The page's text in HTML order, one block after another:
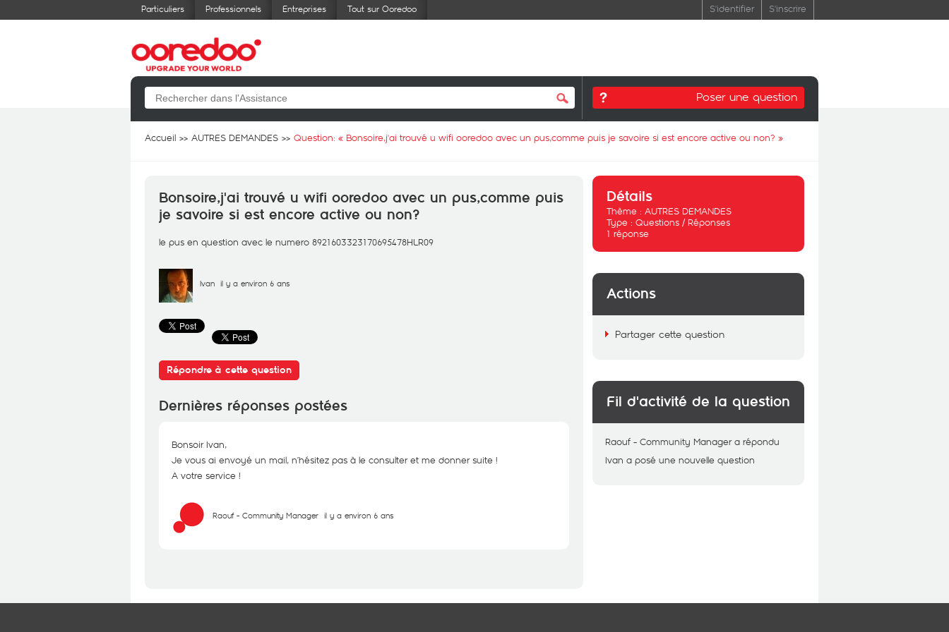
Particuliers Professionnels Entreprises Tout sur Ooredoo S'identifier S'inscrire
Poser une question
Accueil AUTRES DEMANDES Question: « Bonsoire,j'ai trouvé u wifi ooredoo avec un pus,comme puis je savoire si est encore active ou non? »
Bonsoire,j'ai trouvé u wifi ooredoo avec un pus,comme puis
je savoire si est encore active ou non?
le pus en question avec le numero 8921603323170695478HLR09
Ivan il y a environ 6 ans
Répondre à cette question
Dernières réponses postées
Bonsoir Ivan,
Je vous ai envoyé un mail, n’hésitez pas à le consulter et me donner suite !
A votre service !
Raouf - Community Manager il y a environ 6 ans
Détails
Thème : AUTRES DEMANDES
Type : Questions / Réponses
1 réponse
Actions
Partager cette question
Fil d'activité de la question
Raouf - Community Manager a répondu
Ivan a posé une nouvelle question